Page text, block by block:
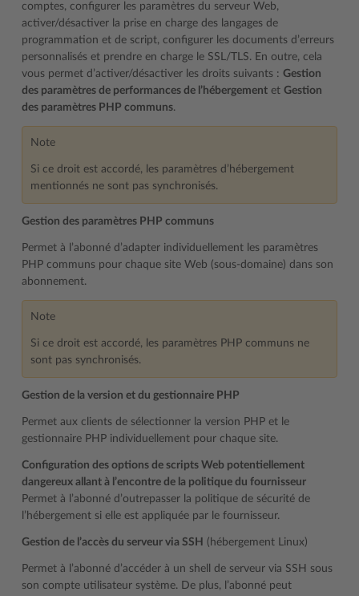
comptes, configurer les paramètres du serveur Web,
activer/désactiver la prise en charge des langages de
programmation et de script, configurer les documents d’erreurs
personnalisés et prendre en charge le SSL/TLS. En outre, cela
vous permet d’activer/désactiver les droits suivants : Gestion
des paramètres de performances de l’hébergement et Gestion
des paramètres PHP communs.
Note
Si ce droit est accordé, les paramètres d’hébergement
mentionnés ne sont pas synchronisés.
Gestion des paramètres PHP communs
Permet à l’abonné d’adapter individuellement les paramètres
PHP communs pour chaque site Web (sous-domaine) dans son
abonnement.
Note
Si ce droit est accordé, les paramètres PHP communs ne
sont pas synchronisés.
Gestion de la version et du gestionnaire PHP
Permet aux clients de sélectionner la version PHP et le
gestionnaire PHP individuellement pour chaque site.
Configuration des options de scripts Web potentiellement
dangereux allant à l’encontre de la politique du fournisseur
Permet à l’abonné d’outrepasser la politique de sécurité de
l’hébergement si elle est appliquée par le fournisseur.
Gestion de l’accès du serveur via SSH (hébergement Linux)
Permet à l’abonné d’accéder à un shell de serveur via SSH sous
son compte utilisateur système. De plus, l’abonné peut